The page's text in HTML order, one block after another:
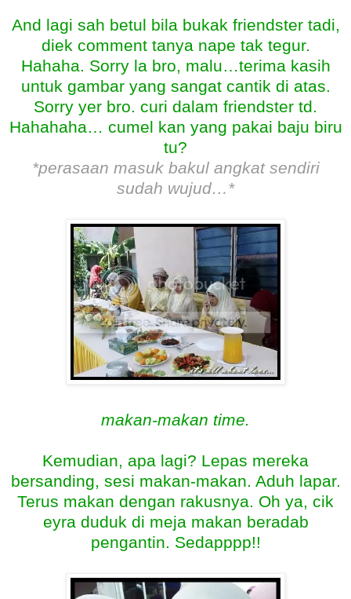
And lagi sah betul bila bukak friendster tadi,
diek comment tanya nape tak tegur.
Hahaha. Sorry la bro, malu…terima kasih
untuk gambar yang sangat cantik di atas.
Sorry yer bro. curi dalam friendster td.
Hahahaha… cumel kan yang pakai baju biru
tu?
*perasaan masuk bakul angkat sendiri
sudah wujud…*
makan-makan time.
Kemudian, apa lagi? Lepas mereka
bersanding, sesi makan-makan. Aduh lapar.
Terus makan dengan rakusnya. Oh ya, cik
eyra duduk di meja makan beradab
pengantin. Sedapppp!!